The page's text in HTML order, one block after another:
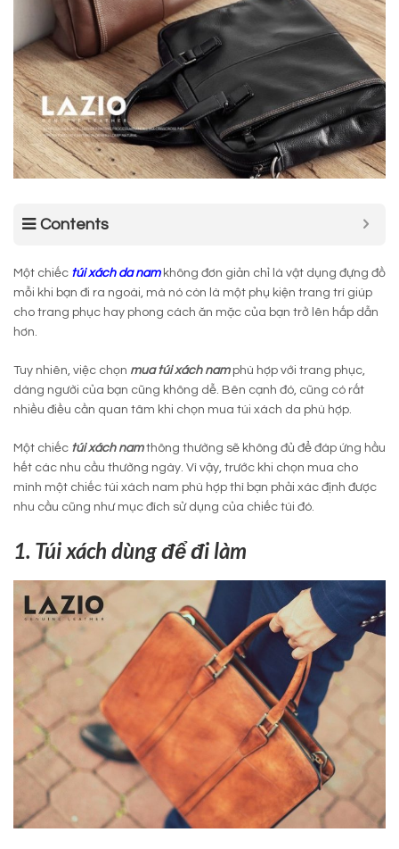
Contents
Một chiếc túi xách da namkhông đơn giản chỉ là vật dụng đựng đồ
mỗi khi bạn đi ra ngoài, mà nó còn là một phụ kiện trang trí giúp
cho trang phục hay phong cách ăn mặc của bạn trở lên hấp dẫn
hơn.
Tuy nhiên, việc chọn mua túi xách namphù hợp với trang phục,
dáng người của bạn cũng không dễ. Bên cạnh đó, cũng có rất
nhiều điều cần quan tâm khi chọn mua túi xách da phù hợp.
Một chiếc túi xách namthông thường sẽ không đủ để đáp ứng hầu
hết các nhu cầu thường ngày. Vì vậy, trước khi chọn mua cho
mình một chiếc túi xách nam phù hợp thì bạn phải xác định được
nhu cầu cũng như mục đích sử dụng của chiếc túi đó.
1. Túi xách dùng để đi làm